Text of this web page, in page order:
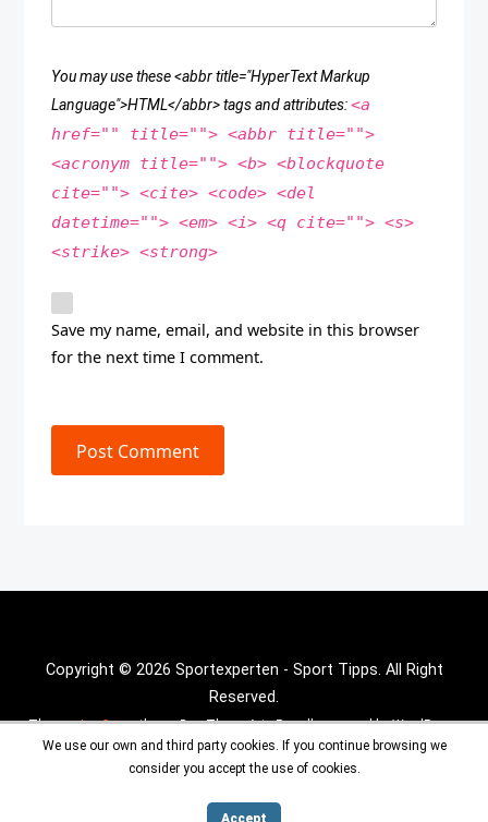
You may use these <abbr title="HyperText Markup
Language">HTML</abbr> tags and attributes:<a
href="" title=""> <abbr title="">
<acronym title=""> <b> <blockquote
cite=""> <cite> <code> <del
datetime=""> <em> <i> <q cite=""> <s>
<strike> <strong>
Save my name, email, and website in this browser
for the next time I comment.
Post Comment
Copyright © 2026 Sportexperten - Sport Tipps. All Right
Reserved.
Theme :Inx Gametheme By aThemeArt - Proudly powered by WordPress.
We use our own and third party cookies. If you continue browsing we
consider you accept the use of cookies.
Accept